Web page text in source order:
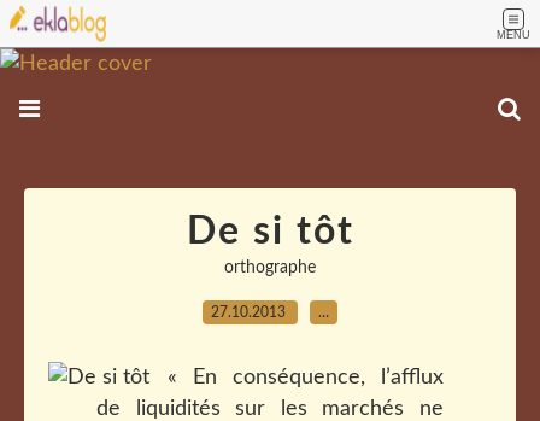
MENU
De si tôt
orthographe
27.10.2013 …
« En conséquence, l’afflux
de liquidités sur les marchés ne